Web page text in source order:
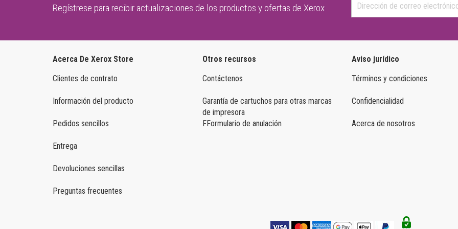
Regístrese para recibir actualizaciones de los productos y ofertas de Xerox
Acerca De Xerox Store
Clientes de contrato
Información del producto
Pedidos sencillos
Entrega
Devoluciones sencillas
Preguntas frecuentes
Otros recursos
Contáctenos
Garantía de cartuchos para otras marcas
de impresora
FFormulario de anulación
Aviso jurídico
Términos y condiciones
Confidencialidad
Acerca de nosotros